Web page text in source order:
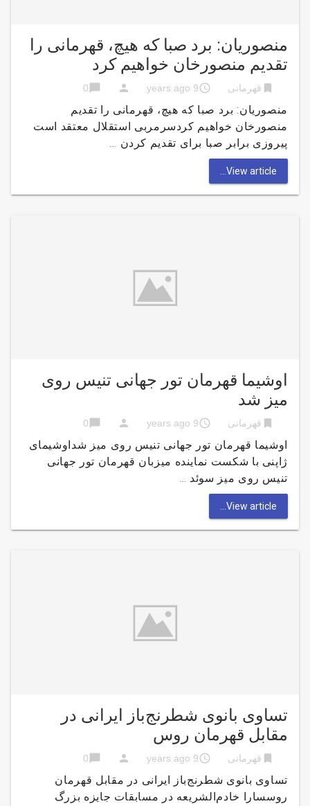
منصوریان: برد صبا که هیچ، قهرمانی را
تقدیم منصورخان خواهیم کرد
bookmark قهرمانی access_time
9 years ago
person
chat_bubble
0
منصوریان: برد صبا که هیچ، قهرمانی را تقدیم
منصورخان خواهیم کردسرمربی استقلال معتقد است
پیروزی برابر صبا برای تقدیم کردن …
View article...
اوشیما قهرمان تور جهانی تنیس روی
میز شد
bookmark قهرمانی access_time
9 years ago
person
chat_bubble
0
اوشیما قهرمان تور جهانی تنیس روی میز شداوشیمای
ژاپنی با شکست نماینده میزبان قهرمان تور جهانی
تنیس روی میز سوئد …
View article...
تساوی بانوی شطرنج‌باز ایرانی در
مقابل قهرمان روس
bookmark قهرمانی access_time
9 years ago
person
chat_bubble
0
تساوی بانوی شطرنج‌باز ایرانی در مقابل قهرمان
روسسارا خادم‌الشریعه در مسابقات جایزه بزرگ